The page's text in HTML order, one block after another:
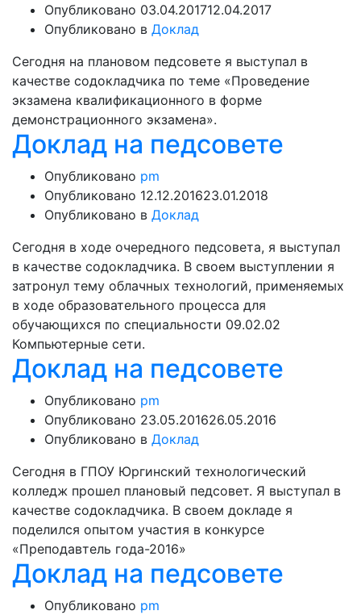
Опубликовано 03.04.201712.04.2017
Опубликовано в Доклад
Сегодня на плановом педсовете я выступал в
качестве содокладчика по теме «Проведение
экзамена квалификационного в форме
демонстрационного экзамена».
Доклад на педсовете
Опубликовано pm
Опубликовано 12.12.201623.01.2018
Опубликовано в Доклад
Сегодня в ходе очередного педсовета, я выступал
в качестве содокладчика. В своем выступлении я
затронул тему облачных технологий, применяемых
в ходе образовательного процесса для
обучающихся по специальности 09.02.02
Компьютерные сети.
Доклад на педсовете
Опубликовано pm
Опубликовано 23.05.201626.05.2016
Опубликовано в Доклад
Сегодня в ГПОУ Юргинский технологический
колледж прошел плановый педсовет. Я выступал в
качестве содокладчика. В своем докладе я
поделился опытом участия в конкурсе
«Преподавтель года-2016»
Доклад на педсовете
Опубликовано pm